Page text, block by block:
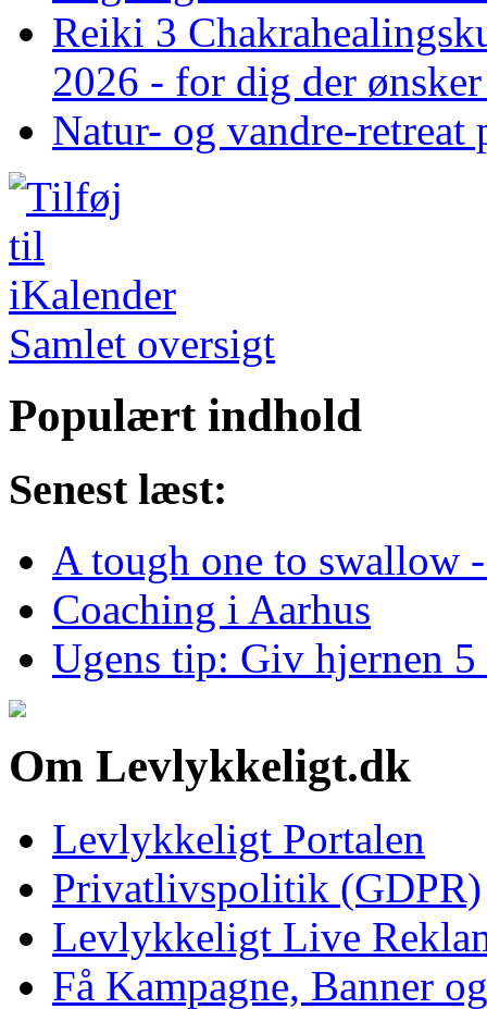
Reiki 3
2026 - for dig der
Natur- og vandre-retreat
Samlet oversigt
Populært indhold
Senest læst:
A tough one to swallow
Coaching i Aarhus
Ugens tip: Giv hjernen
Om Levlykkeligt.dk
Levlykkeligt Portalen
Privatlivspolitik (GDPR)
Levlykkeligt Live
Få Kampagne, Banner